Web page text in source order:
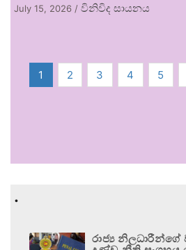
July 15, 2026 / විනිවිද සායනය
1 2 3 4 5
.
රාජ්‍ය